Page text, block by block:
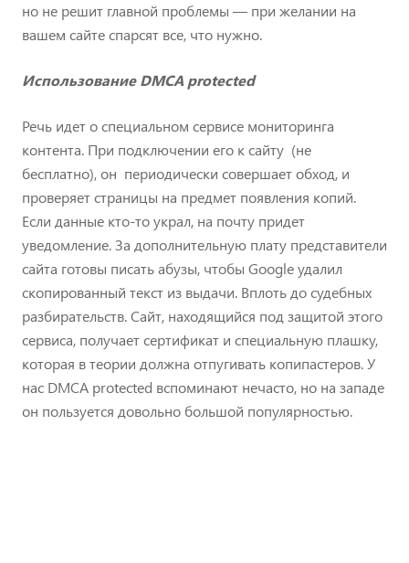
но не решит главной проблемы — при желании на
вашем сайте спарсят все, что нужно.
Использование DMCA protected
Речь идет о специальном сервисе мониторинга
контента. При подключении его к сайту (не
бесплатно), он периодически совершает обход, и
проверяет страницы на предмет появления копий.
Если данные кто-то украл, на почту придет
уведомление. За дополнительную плату представители
сайта готовы писать абузы, чтобы Google удалил
скопированный текст из выдачи. Вплоть до судебных
разбирательств. Сайт, находящийся под защитой этого
сервиса, получает сертификат и специальную плашку,
которая в теории должна отпугивать копипастеров. У
нас DMCA protected вспоминают нечасто, но на западе
он пользуется довольно большой популярностью.